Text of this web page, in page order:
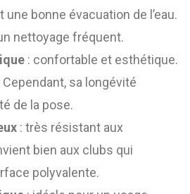
bonne évacuation de l’eau.
nettoyage fréquent.
: confortable et esthétique.
Cependant, sa longévité
de la pose.
: très résistant aux
bien aux clubs qui
polyvalente.